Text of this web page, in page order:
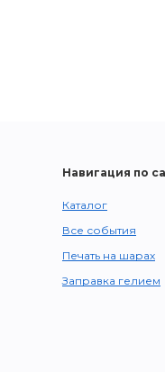
Навигация по
Каталог
Все события
Печать на шарах
Заправка гелием